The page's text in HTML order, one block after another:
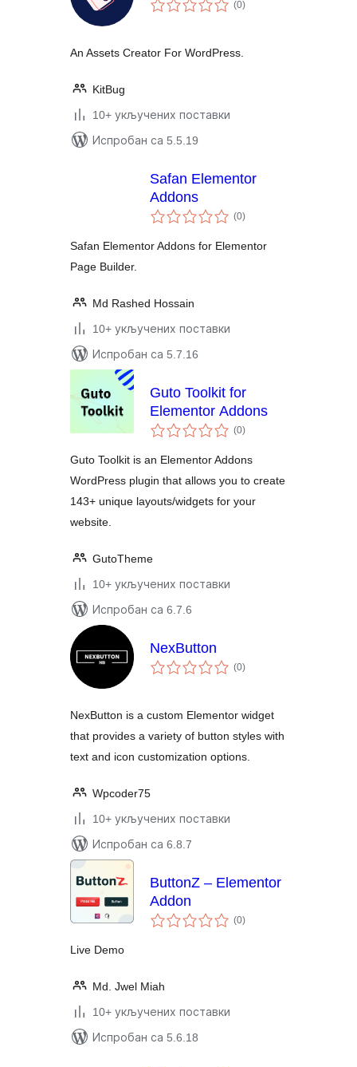
(0оцена
)
An Assets Creator For WordPress.
KitBug
10+ укључених поставки
Испробан са 5.5.19
Safan Elementor
Addons
(0укупних
оцена
)
Safan Elementor Addons for Elementor
Page Builder.
Md Rashed Hossain
10+ укључених поставки
Испробан са 5.7.16
Guto Toolkit for
Elementor Addons
(0укупних
оцена
)
Guto Toolkit is an Elementor Addons
WordPress plugin that allows you to create
143+ unique layouts/widgets for your
website.
GutoTheme
10+ укључених поставки
Испробан са 6.7.6
NexButton
(0укупних
оцена
)
NexButton is a custom Elementor widget
that provides a variety of button styles with
text and icon customization options.
Wpcoder75
10+ укључених поставки
Испробан са 6.8.7
ButtonZ – Elementor
Addon
(0укупних
оцена
)
Live Demo
Md. Jwel Miah
10+ укључених поставки
Испробан са 5.6.18